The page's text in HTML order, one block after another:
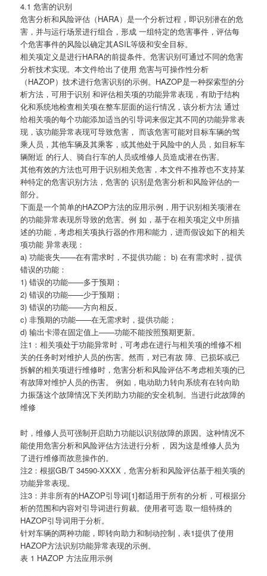
4.1 危害的识别
危害分析和风险评估（HARA）是一个分析过程，即识别潜在的危
害，并与运行场景进行组合，形成 一组特定的危害事件，评估每
个危害事件的风险以确定其ASIL等级和安全目标。
相关项定义是进行HARA的前提条件。危害识别可通过不同的危害
分析技术实现。本文件给出了使用 危害与可操作性分析
（HAZOP）技术进行危害识别的示例。HAZOP是一种探索型的分
析方法，可用于识别 和评估相关项的功能异常表现，有助于结构
化和系统地检查相关项在整车层面的运行情况，该分析方法 通过
给相关项的每个功能添加适当的引导词来假定其不同的功能异常表
现，该功能异常表现可导致危害， 而该危害可能对目标车辆的驾
乘人员，其他车辆及其乘客，或其他处于风险中的人员，如目标车
辆附近 的行人、骑自行车的人员或维修人员造成潜在伤害。
其他有效的方法也可用于识别相关危害，本文件不推荐也不支持某
种特定的危害识别方法，危害的 识别是危害分析和风险评估的一
部分。
下面是一个简单的HAZOP方法的应用示例，用于识别相关项潜在
的功能异常表现所导致的危害。例 如，基于在相关项定义中所描
述的功能，考虑相关项执行器的作用和能力，进而假设如下的相关
项功能 异常表现：
a) 功能丧失——在有需求时，不提供功能； b) 在有需求时，提供
错误的功能：
1) 错误的功能——多于预期；
2) 错误的功能——少于预期；
3) 错误的功能——方向相反。
c) 非预期的功能——在无需求时，提供功能；
d) 输出卡滞在固定值上——功能不能按照预期更新。
注1：相关项处于功能异常时，可考虑在进行与相关项的维修不相
关的任务时对维护人员的伤害。然而，对已有故 障、已损坏或已
拆解的相关项进行维修时，危害分析和风险评估不考虑相关项的已
有故障对维护人员的伤害。 例如，电动助力转向系统有在转向助
力振荡这个故障情况下关闭助力功能的安全机制。当进行此故障的
维修
时，维修人员可强制开启助力功能以识别故障的原因。这种情况不
能使用危害分析和风险评估方法进行分析， 因为这是维修人员为
了进行维修而故意操作的。
注2：根据GB/T 34590-XXXX，危害分析和风险评估基于相关项的
功能异常表现。
注3：并非所有的HAZOP引导词[1]都适用于所有的分析，可根据分
析的范围和内容对引导词进行剪裁。使用者可选 取一组特殊的
HAZOP引导词用于分析。
针对车辆的两种功能，即转向助力和制动控制，表1提供了使用
HAZOP方法识别功能异常表现的示例。
表 1 HAZOP 方法应用示例